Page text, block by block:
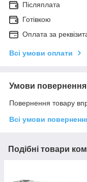
Післяплата
Готівкою
Оплата за
Всі умови оплати
Умови повернення
Повернення товару
Всі умови
Подібні товари